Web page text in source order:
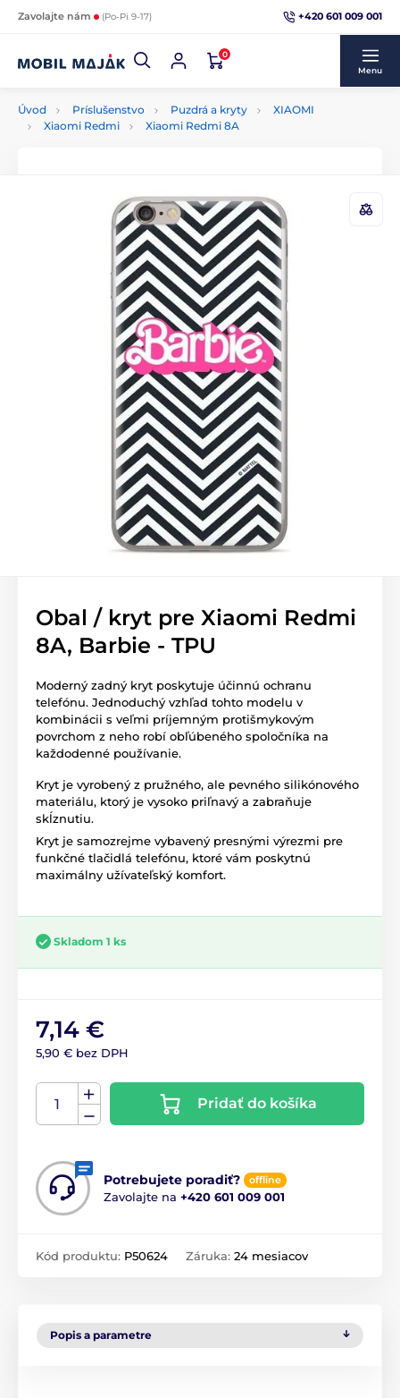
Zavolajte nám (Po-Pi 9-17) +420 601 009 001
0
Menu
Úvod Príslušenstvo Puzdrá a kryty
XIAOMI
Xiaomi Redmi
Xiaomi Redmi 8A
Obal / kryt pre Xiaomi Redmi
8A, Barbie - TPU
Moderný zadný kryt poskytuje účinnú ochranu
telefónu. Jednoduchý vzhľad tohto modelu v
kombinácii s veľmi príjemným protišmykovým
povrchom z neho robí obľúbeného spoločníka na
každodenné používanie.
Kryt je vyrobený z pružného, ale pevného silikónového
materiálu, ktorý je vysoko priľnavý a zabraňuje
skĺznutiu.
Kryt je samozrejme vybavený presnými výrezmi pre
funkčné tlačidlá telefónu, ktoré vám poskytnú
maximálny užívateľský komfort.
Skladom 1 ks
7,14 €
5,90 € bez DPH
Pridať do košíka
Potrebujete poradiť? offline
Zavolajte na +420 601 009 001
Kód produktu: P50624 Záruka: 24 mesiacov
Popis a parametre